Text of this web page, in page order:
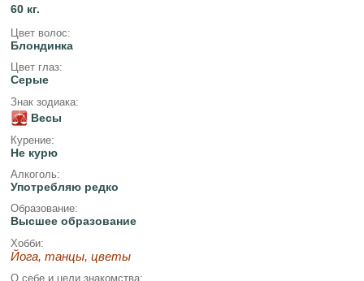
60 кг.
Цвет волос:
Блондинка
Цвет глаз:
Серые
Знак зодиака:
Весы
Курение:
Не курю
Алкоголь:
Употребляю редко
Образование:
Высшее образование
Хобби:
Йога, танцы, цветы
О себе и цели знакомства: